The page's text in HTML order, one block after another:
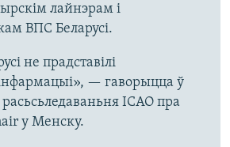
лайнэрам і
ВПС Беларусі.
не прадставілі
— гаворыцца ў
ІCАО пра
у Менску.